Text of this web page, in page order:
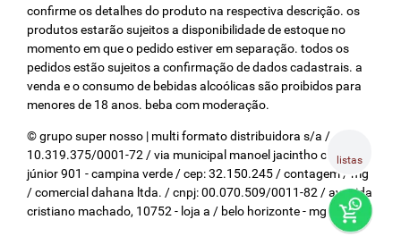
listas
confirme os detalhes do produto na respectiva descrição. os
produtos estarão sujeitos a disponibilidade de estoque no
momento em que o pedido estiver em separação. todos os
pedidos estão sujeitos a confirmação de dados cadastrais. a
venda e o consumo de bebidas alcoólicas são proibidos para
menores de 18 anos. beba com moderação.
© grupo super nosso | multi formato distribuidora s/a / cnpj:
10.319.375/0001-72 / via municipal manoel jacintho coelho
júnior 901 - campina verde / cep: 32.150.245 / contagem / mg
/ comercial dahana ltda. / cnpj: 00.070.509/0011-82 / avenida
cristiano machado, 10752 - loja a / belo horizonte - mg